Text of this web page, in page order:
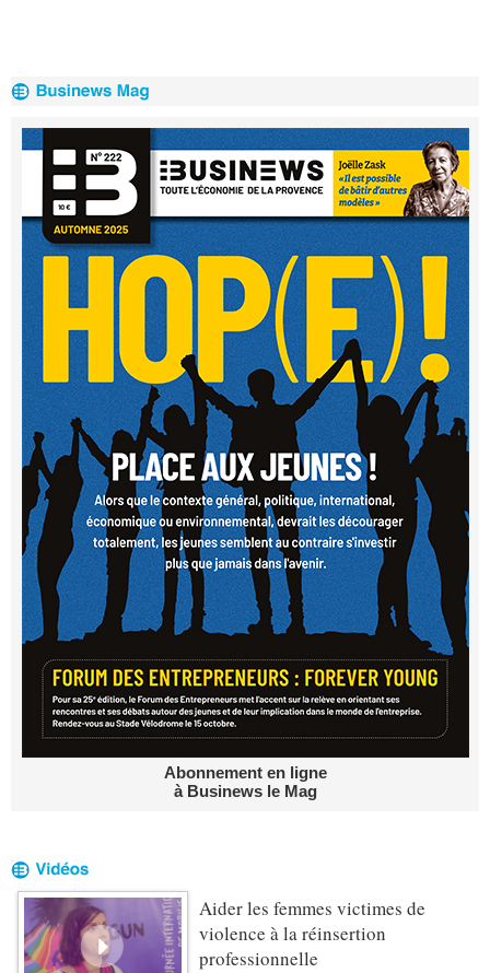
Abonnement en ligne
à Businews le Mag
Aider les femmes victimes de
violence à la réinsertion
professionnelle